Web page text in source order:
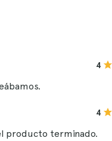
4
4
producto terminado.